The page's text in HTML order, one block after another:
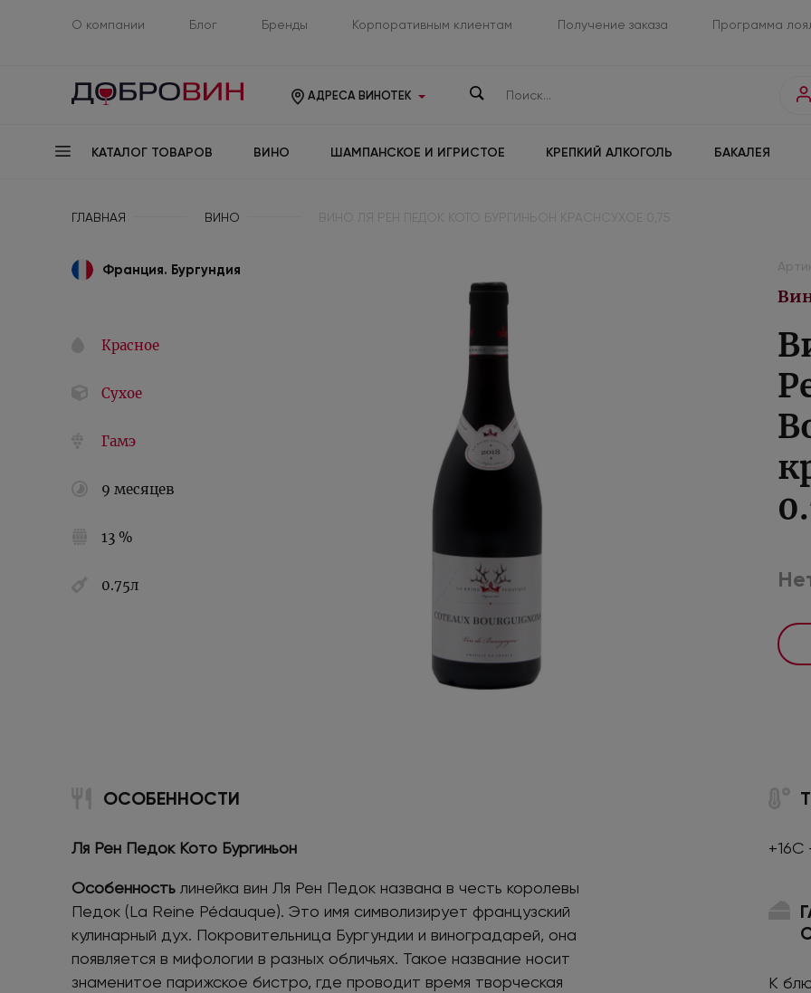
О компании Блог Бренды Корпоративным клиентам Получение заказа Программа
АДРЕСА ВИНОТЕК
КАТАЛОГ ТОВАРОВ ВИНО ШАМПАНСКОЕ И ИГРИСТОЕ КРЕПКИЙ АЛКОГОЛЬ БАКАЛЕЯ
ГЛАВНАЯ ВИНО
Франция. Бургундия
Красное
Сухое
Гамэ
9 месяцев
13 %
0.75л
ОСОБЕННОСТИ
Ля Рен Педок Кото Бургиньон
Особенностьлинейка вин Ля Рен Педок названа в честь королевы
Педок (La Reine Pédauque). Это имя символизирует французский
кулинарный дух. Покровительница Бургундии и виноградарей, она
появляется в мифологии в разных обличьях. Такое название носит
знаменитое парижское бистро, где проводит время творческая
+16С
К